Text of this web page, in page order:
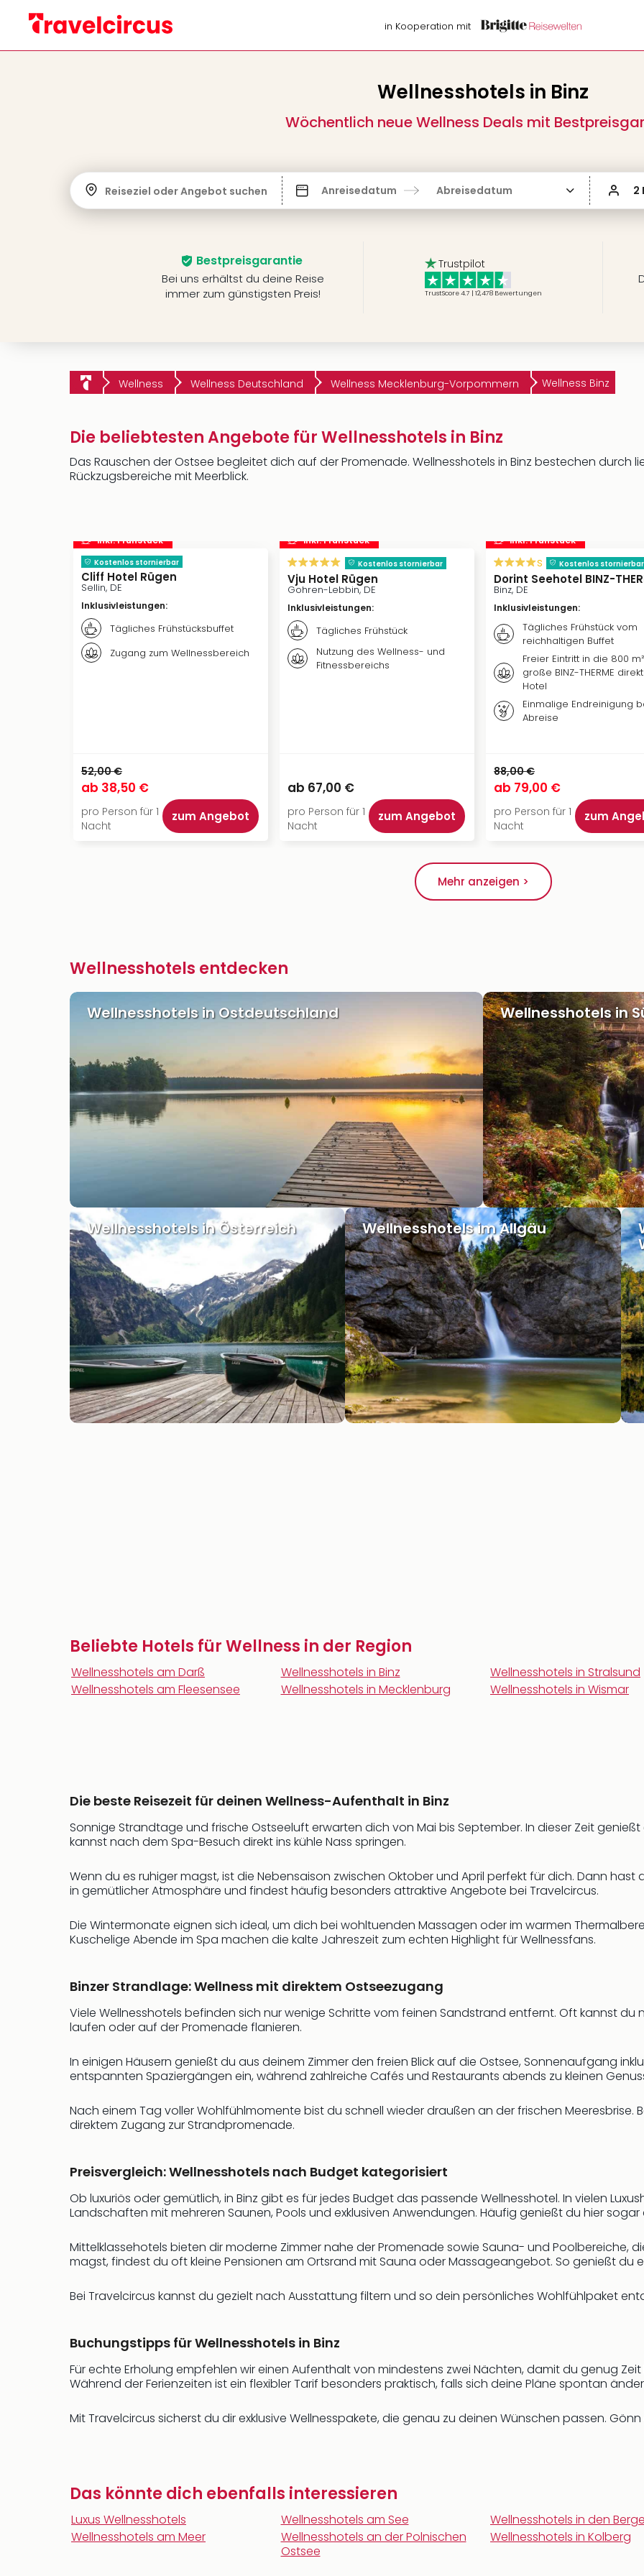
in Kooperation mit
Wellnesshotels in Binz
Wöchentlich neue Wellness Deals mit
Reiseziel oder Angebot suchen Anreisedatum Abreisedatum 2
Bestpreisgarantie
Bei uns erhältst du deine Reise
immer zum günstigsten Preis!
Trustpilot
TrustScore 4.7 | 12,478 Bewertungen
Wellness Wellness Deutschland Wellness Mecklenburg-Vorpommern Wellness Binz
Die beliebtesten Angebote für Wellnesshotels in Binz
Das Rauschen der Ostsee begleitet dich auf der Promenade. Wellnesshotels in Binz bestechen durch
Rückzugsbereiche mit Meerblick.
inkl. Frühstück
Kostenlos stornierbar
Cliff Hotel Rügen
Sellin, DE
Inklusivleistungen:
Tägliches Frühstücksbuffet
Zugang zum Wellnessbereich
52,00 €
ab 38,50 €
pro Person für 1
Nacht
zum Angebot
inkl. Frühstück
Kostenlos stornierbar
Vju Hotel Rügen
Gohren-Lebbin, DE
Inklusivleistungen:
Tägliches Frühstück
Nutzung des Wellness- und
Fitnessbereichs
ab 67,00 €
pro Person für 1
Nacht
zum Angebot
inkl. Frühstück
s Kostenlos stornierbar
Dorint Seehotel BINZ-
Binz, DE
Inklusivleistungen:
Tägliches Frühstück vom
reichhaltigen Buffet
Freier Eintritt in die 800 m²
große BINZ-THERME
Hotel
Einmalige Endreinigung
Abreise
88,00 €
ab 79,00 €
pro Person für 1
Nacht
zum
Mehr anzeigen >
Wellnesshotels entdecken
Wellnesshotels in Ostdeutschland Wellnesshotels in
Wellnesshotels in Österreich Wellnesshotels im Allgäu
Beliebte Hotels für Wellness in der Region
Wellnesshotels am Darß
Wellnesshotels am Fleesensee
Wellnesshotels in Binz
Wellnesshotels in Mecklenburg
Wellnesshotels in Stralsund
Wellnesshotels in Wismar
Die beste Reisezeit für deinen Wellness-Aufenthalt in Binz
Sonnige Strandtage und frische Ostseeluft erwarten dich von Mai bis September. In dieser Zeit
kannst nach dem Spa-Besuch direkt ins kühle Nass springen.
Wenn du es ruhiger magst, ist die Nebensaison zwischen Oktober und April perfekt für dich. Dann
in gemütlicher Atmosphäre und findest häufig besonders attraktive Angebote bei Travelcircus.
Die Wintermonate eignen sich ideal, um dich bei wohltuenden Massagen oder im warmen
Kuschelige Abende im Spa machen die kalte Jahreszeit zum echten Highlight für Wellnessfans.
Binzer Strandlage: Wellness mit direktem Ostseezugang
Viele Wellnesshotels befinden sich nur wenige Schritte vom feinen Sandstrand entfernt. Oft kannst
laufen oder auf der Promenade flanieren.
In einigen Häusern genießt du aus deinem Zimmer den freien Blick auf die Ostsee, Sonnenaufgang
entspannten Spaziergängen ein, während zahlreiche Cafés und Restaurants abends zu kleinen
Nach einem Tag voller Wohlfühlmomente bist du schnell wieder draußen an der frischen Meeresbrise.
direktem Zugang zur Strandpromenade.
Preisvergleich: Wellnesshotels nach Budget kategorisiert
Ob luxuriös oder gemütlich, in Binz gibt es für jedes Budget das passende Wellnesshotel. In vielen
Landschaften mit mehreren Saunen, Pools und exklusiven Anwendungen. Häufig genießt du hier sogar
Mittelklassehotels bieten dir moderne Zimmer nahe der Promenade sowie Sauna- und Poolbereiche,
magst, findest du oft kleine Pensionen am Ortsrand mit Sauna oder Massageangebot. So genießt du
Bei Travelcircus kannst du gezielt nach Ausstattung filtern und so dein persönliches Wohlfühlpaket
Buchungstipps für Wellnesshotels in Binz
Für echte Erholung empfehlen wir einen Aufenthalt von mindestens zwei Nächten, damit du genug
Während der Ferienzeiten ist ein flexibler Tarif besonders praktisch, falls sich deine Pläne spontan
Mit Travelcircus sicherst du dir exklusive Wellnesspakete, die genau zu deinen Wünschen passen.
Das könnte dich ebenfalls interessieren
Luxus Wellnesshotels
Wellnesshotels am Meer
Wellnesshotels am See
Wellnesshotels an der Polnischen
Ostsee
Wellnesshotels in den
Wellnesshotels in Kolberg